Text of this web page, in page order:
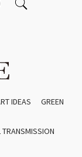
IDEAS
GREEN
TRANSMISSION